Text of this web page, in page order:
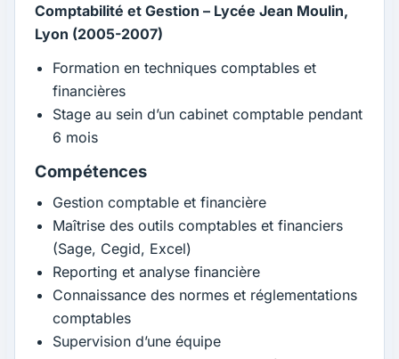
Comptabilité et Gestion – Lycée Jean Moulin,
Lyon (2005-2007)
Formation en techniques comptables et
financières
Stage au sein d’un cabinet comptable pendant
6 mois
Compétences
Gestion comptable et financière
Maîtrise des outils comptables et financiers
(Sage, Cegid, Excel)
Reporting et analyse financière
Connaissance des normes et réglementations
comptables
Supervision d’une équipe